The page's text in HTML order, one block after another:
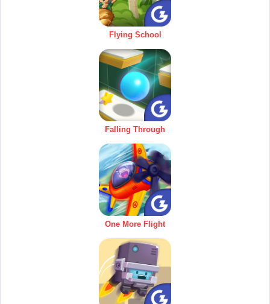
Flying School
Falling Through
One More Flight